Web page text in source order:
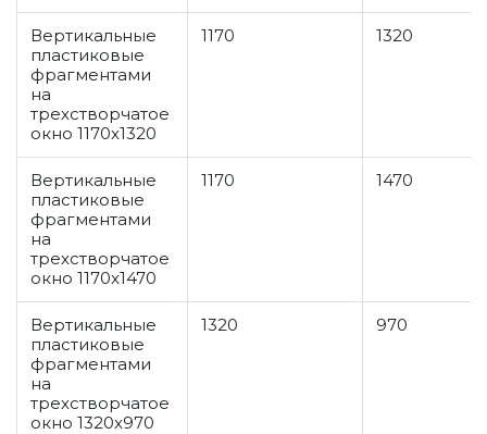
Вертикальные
пластиковые
фрагментами
на
трехстворчатое
окно 1170x1320
1170 1320
Вертикальные
пластиковые
фрагментами
на
трехстворчатое
окно 1170x1470
1170 1470
Вертикальные
пластиковые
фрагментами
на
трехстворчатое
окно 1320x970
1320 970